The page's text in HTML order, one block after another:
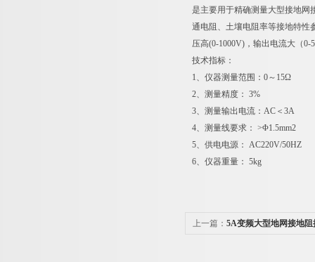
是主要用于精确测量大型接地网
通电阻、土壤电阻率等接地特性
压高(0-1000V)，输出电流大（
技术指标：
1、仪器测量范围：0～15Ω
2、测量精度： 3%
3、测量输出电流：AC＜3A
4、测量线要求： >Φ1.5mm2
5、供电电源： AC220V/50HZ
6、仪器重量： 5kg
上一篇： 5A变频大型地网接地阻